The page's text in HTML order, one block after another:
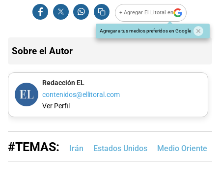
+ Agregar El Litoral en
Agregar a tus medios preferidos en Google
Sobre el Autor
Redacción EL
contenidos@ellitoral.com
Ver Perfil
#TEMAS: Irán Estados Unidos Medio Oriente